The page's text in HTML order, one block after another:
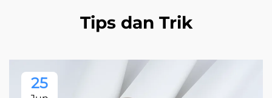
Tips dan Trik
25